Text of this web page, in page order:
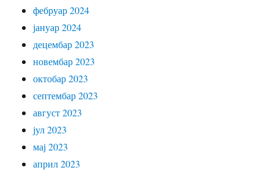
фебруар 2024
јануар 2024
децембар 2023
новембар 2023
октобар 2023
септембар 2023
август 2023
јул 2023
мај 2023
април 2023